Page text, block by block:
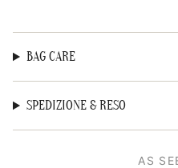
}}",
di
quantity
}}"}
BAG CARE
SPEDIZIONE & RESO
AS